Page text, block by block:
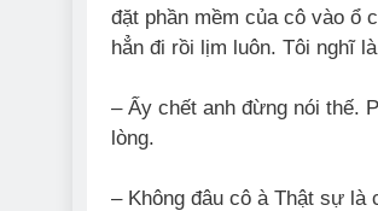
đặt phần mềm của cô vào ổ
hẳn đi rồi lịm luôn. Tôi nghĩ
– Ấy chết anh đừng nói thế.
lòng.
– Không đâu cô à Thật sự là